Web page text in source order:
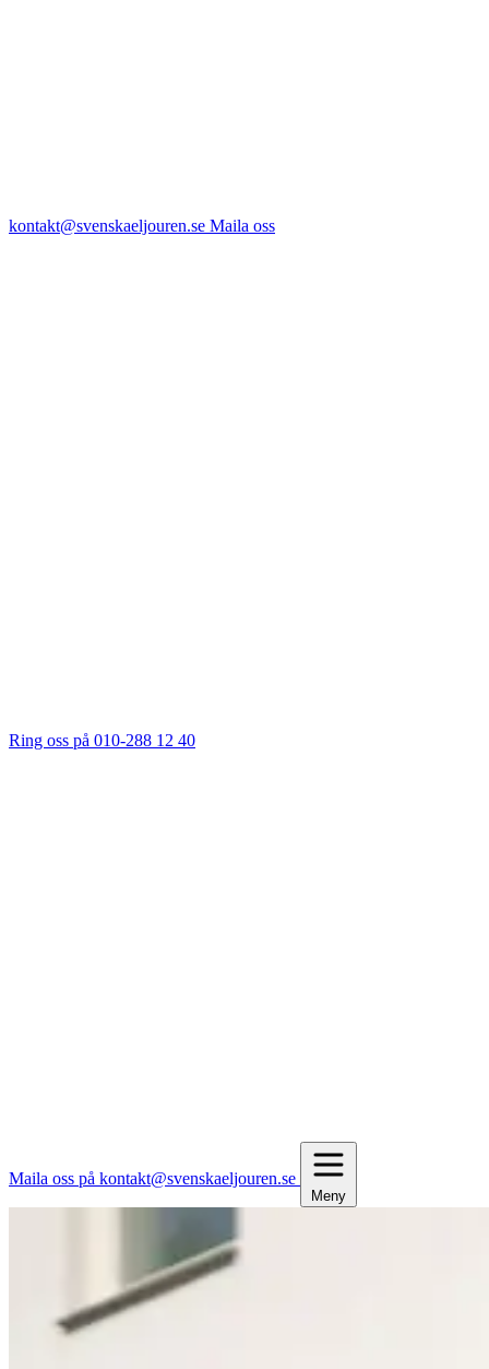
kontakt@svenskaeljouren.se Maila oss
Ring oss på 010-288 12 40
Maila oss på kontakt@svenskaeljouren.se
Meny